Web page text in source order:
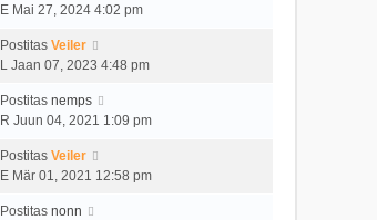
E Mai 27, 2024 4:02 pm
Postitas Veiler
L Jaan 07, 2023 4:48 pm
Postitas nemps
R Juun 04, 2021 1:09 pm
Postitas Veiler
E Mär 01, 2021 12:58 pm
Postitas nonn